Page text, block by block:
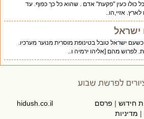
כעין "פקעת" אדם . שהוא כל כך כפוף. עד
אזיי,הו..
ישראל טובל בטינופת מוסרית מנוער מערכיו.
מהם [אליהו ירמיה ו..
|פרסם
hidush.co.il